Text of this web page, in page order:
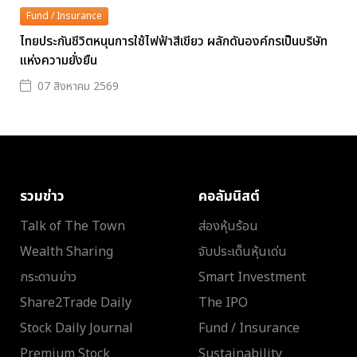
Fund / Insurance
ไทยประกันชีวิตหนุนการใช้ไฟฟ้าสีเขียว ผลักดันองค์กรเป็นบริษัท
แห่งความยั่งยืน
07 สิงหาคม 2569
รวมข่าว
Talk of The Town
Wealth Sharing
กระดานข่าว
Share2Trade Daily
Stock Daily Journal
คอลัมนิสต์
ส่องหุ้นร้อน
จับประเด็นหุ้นเด่น
Smart Investment
The IPO
Fund / Insurance